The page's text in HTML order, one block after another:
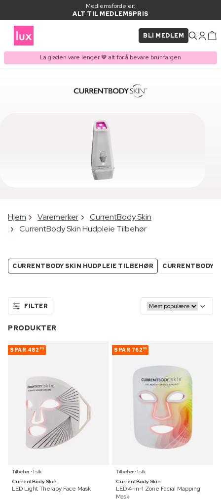
Medlemsfordeler:
ALT TIL MEDLEMSPRIS
BLI MEDLEM
La gløden vare lenger 🤎 alt for å bevare brunfargen
Hjem Varemerker
CurrentBody Skin
CurrentBody Skin Hudpleie Tilbehør
CURRENTBODY SKIN HUDPLEIE TILBEHØR CURRENTBODY
FILTER
PRODUKTER
SPAR 482 90
Tilbehør ⋅ 1 stk
CurrentBody Skin
LED Light Therapy Face Mask
SPAR 762 00
Tilbehør ⋅ 1 stk
CurrentBody Skin
LED 4-in-1 Zone Facial Mapping
Mask